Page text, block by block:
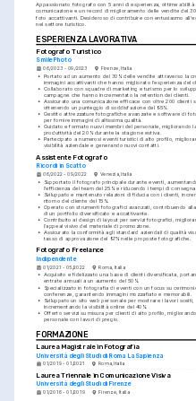
Appassionato fotografo con 5 anni di esperienza, ottime abilità
comunicazione e un record di miglioramento delle vendite del
foto accattivanti. Desideroso di contribuire con entusiasmo
nel settore turistico.
ESPERIENZA LAVORATIVA
Fotografo Turistico
SmilePhoto
06/2023 - 09/2023 Firenze, Italia
• Portato ad un aumento del 30% delle vendite attraverso la
immagini accattivanti che hanno migliorato l'esperienza del
• Collaborato con squadre di marketing e turismo per lo
campagne che hanno incrementato la retention dei clienti.
• Assicurato una comunicazione efficace con oltre 200 clienti
ottenendo un punteggio di soddisfazione del 95%.
• Gestito attrezzature fotografiche avanzate e software di
per fornire immagini di altissima qualità.
• Guidato e formato nuovi membri del personale, migliorando
produttività del 20% durante la stagione estiva.
• Partecipato a numerosi eventi turistici di alto profilo,
visibilità aziendale e generando nuovi contatti.
Assistente Fotografo
Ricordi in Scatto
06/2022 - 09/2022 Venezia, Italia
•
Supportato il fotografo principale durante eventi,
l'efficienza del team del 25% e riducendo i tempi di consegna.
•
Sviluppato e mantenuto relazioni di fiducia con i clienti,
ritorno del cliente del 15%.
• Operato con strumenti fotografici avanzati, contribuendo
di un portfolio diversificato e accattivante.
• Contribuito al design di layout per servizi fotografici,
l'appeal visivo del materiale di promozione.
• Assicurato la conformità agli standard aziendali di qualità
tasso di approvazione del 97% nelle proposte fotografiche.
Fotografo Freelance
Indipendente
01/2021 - 05/2022 Roma, Italia
• Acquisito e fidelizzato una base di clienti diversificata,
entrate annuali a un aumento del 50%.
• Specializzato in fotografia di eventi con un focus su
conferenze, garantendo immagini mozzafiato e memorabili.
• Sviluppato un sito web personale per mostrare i lavori scelti,
incrementando la visibilità online del 40%.
• Offerto servizi su misura per clienti di alto profilo,
personale con lavori di pregio.
FORMAZIONE
Laurea Magistrale in Fotografia
Università degli Studi di Roma La Sapienza
01/2019 - 01/2021 Roma, Italia
Laurea Triennale in Comunicazione Visiva
Università degli Studi di Firenze
01/2016 - 01/2019 Firenze, Italia